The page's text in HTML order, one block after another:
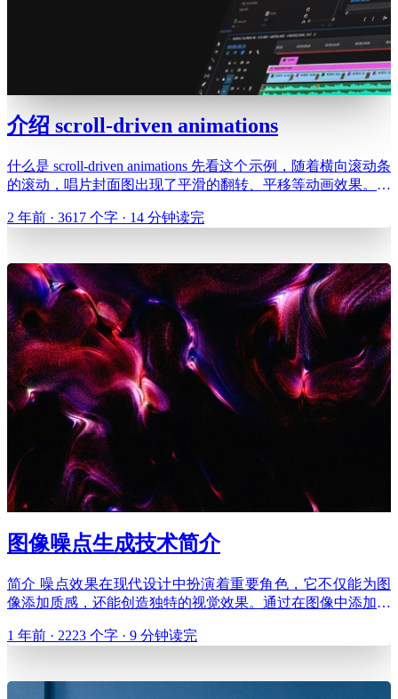
介绍 scroll-driven animations
什么是 scroll-driven animations 先看这个示例，随着横向滚动条
的滚动，唱片封面图出现了平滑的翻转、平移等动画效果。先
现这个效果。 如果使用传统的 web 动画技术，这个效果实现
2 年前 · 3617 个字 · 14 分钟读完
图像噪点生成技术简介
简介 噪点效果在现代设计中扮演着重要角色，它不仅能为图
像添加质感，还能创造独特的视觉效果。通过在图像中添加随
数字效果，为设计作品增添生命力和真实感。 在现代网页和
1 年前 · 2223 个字 · 9 分钟读完